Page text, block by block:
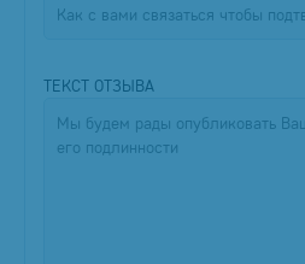
ТЕКСТ ОТЗЫВА